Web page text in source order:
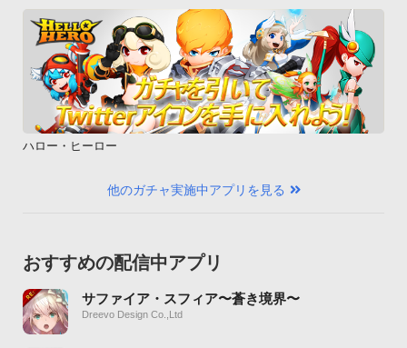
ハロー・ヒーロー
他のガチャ実施中アプリを見る
おすすめの配信中アプリ
サファイア・スフィア〜蒼き境界〜
Dreevo Design Co.,Ltd